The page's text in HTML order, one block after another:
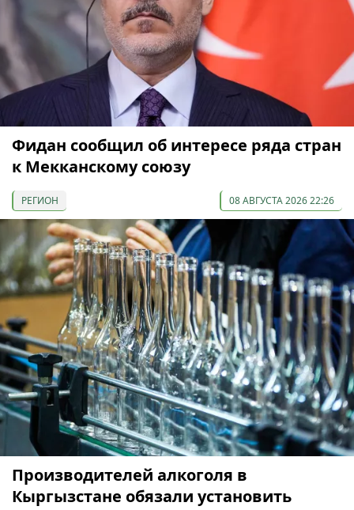
Фидан сообщил об интересе ряда стран
к Мекканскому союзу
РЕГИОН 08 АВГУСТА 2026 22:26
Производителей алкоголя в
Кыргызстане обязали установить